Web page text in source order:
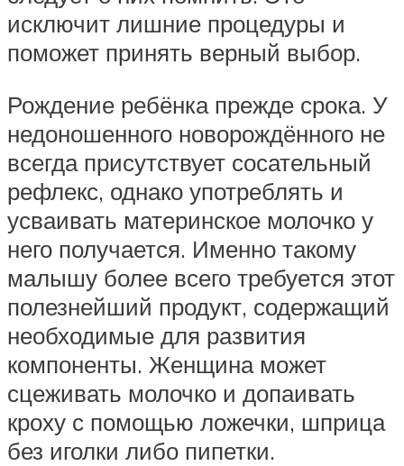
исключит лишние процедуры и
поможет принять верный выбор.
Рождение ребёнка прежде срока. У
недоношенного новорождённого не
всегда присутствует сосательный
рефлекс, однако употреблять и
усваивать материнское молочко у
него получается. Именно такому
малышу более всего требуется этот
полезнейший продукт, содержащий
необходимые для развития
компоненты. Женщина может
сцеживать молочко и допаивать
кроху с помощью ложечки, шприца
без иголки либо пипетки.